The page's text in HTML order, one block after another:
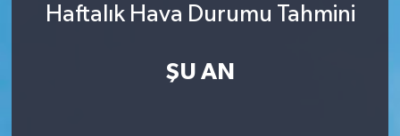
Haftalık Hava Durumu Tahmini
ŞU AN
Son Dakika Haberleri